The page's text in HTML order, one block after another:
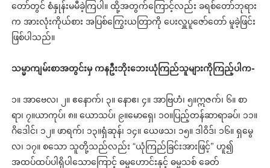
တော်တွင် စံနှုန်းမမီခဲ့ကြပါ။ ထို့အတွက်ကြောင့်လည်း ခရစ်တော်ဘုရား
က အားလုံးကိုယ်စား အပြစ်ကြွေးယတြာကို ပေးလှူပူဇော်တော် မူခဲ့ဖြင်း
ဖြစ်ပါသည်။
သမ္မာကျမ်းစာအတွင်းမှ ကနဦးဘိုးဘေးယုံကြည်သူများကိုကြည့်ပါက-
၁။ အာဗေလ၊ ၂။ ဧနောက်၊ ၃။ နောဧ၊ ၄။ အာဗြဟံ၊ ၅။ဣဇက်၊ ၆။ စာ
ရာ၊ ၇။ယာကုပ်၊ ၈။ ယောသပ်၊ ၉။မောရှေ၊ ၁၀။ပြည့်တန်ဆာရာခပ်၊ ၁၁။
ဂိဒေါင်၊ ၁၂။ ဖာရက်၊ ၁၃။ရှံဆုန်၊ ၁၄။ ယေဖသ၊ ၁၅။ ဒါ၀ိဒ်၊ ၁၆။ ရှမွေ
လ၊ ၁၇။ စသော သူတို့သည်လည်း “ယုံကြည်ခြင်းအားဖြင့်” ဟူ၍
အထပ်ထပ်ပါရှိပါသောကြောင့် ဓမ္မဟောင်းနှင့် ဓမ္မသစ် ခေတ်